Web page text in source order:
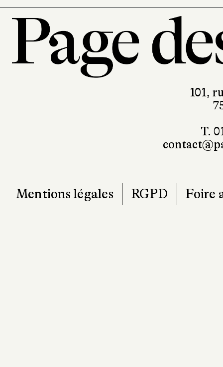
101,
T.
Mentions légales RGPD Foire